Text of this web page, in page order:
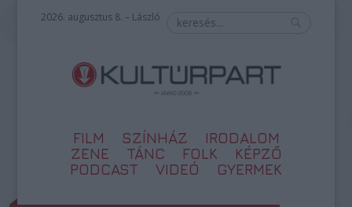
2026. augusztus 8. – László
FILM SZÍNHÁZ
IRODALOM
ZENE
TÁNC FOLK
KÉPZŐ
PODCAST
VIDEÓ GYERMEK